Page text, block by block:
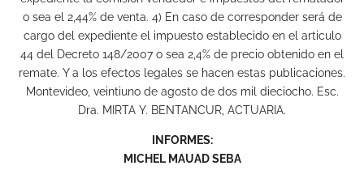
o sea el 2,44% de venta. 4) En caso de corresponder será de
cargo del expediente el impuesto establecido en el articulo
44 del Decreto 148/2007 o sea 2,4% de precio obtenido en el
remate. Y a los efectos legales se hacen estas publicaciones.
Montevideo, veintiuno de agosto de dos mil dieciocho. Esc.
Dra. MIRTA Y. BENTANCUR, ACTUARIA.
INFORMES:
MICHEL MAUAD SEBA